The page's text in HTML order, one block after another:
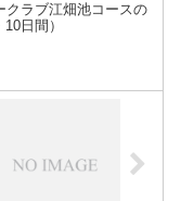
クラブ江畑池コースの
日間）